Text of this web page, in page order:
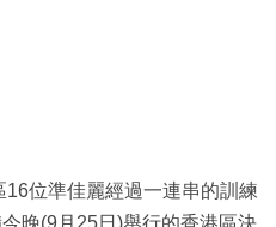
16位準佳麗經過一連串的訓練
晚(9月25日)舉行的香港區決